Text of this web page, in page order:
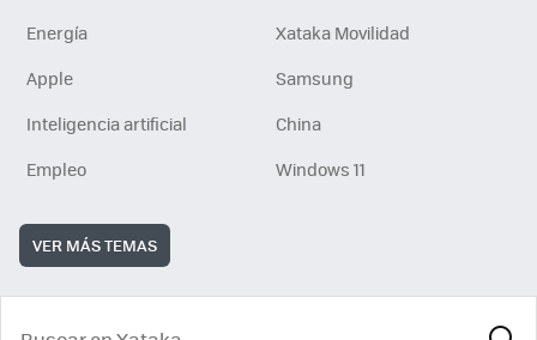
Energía
Xataka Movilidad
Apple
Samsung
Inteligencia artificial
China
Empleo
Windows 11
VER MÁS TEMAS